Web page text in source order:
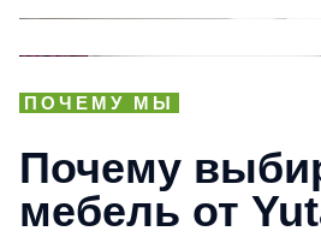
ПОЧЕМУ МЫ
Почему
мебель от